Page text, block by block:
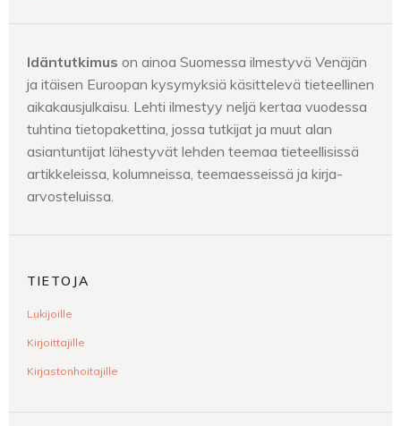
Idäntutkimus on ainoa Suomessa ilmestyvä Venäjän
ja itäisen Euroopan kysymyksiä käsittelevä tieteellinen
aikakausjulkaisu. Lehti ilmestyy neljä kertaa vuodessa
tuhtina tietopakettina, jossa tutkijat ja muut alan
asiantuntijat lähestyvät lehden teemaa tieteellisissä
artikkeleissa, kolumneissa, teemaesseissä ja kirja-
arvosteluissa.
TIETOJA
Lukijoille
Kirjoittajille
Kirjastonhoitajille